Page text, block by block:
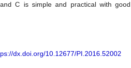
C is simple and practical with good
dx.doi.org/10.12677/PI.2016.52002